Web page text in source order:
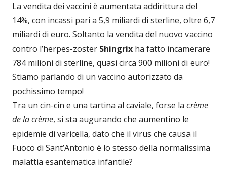
La vendita dei vaccini è aumentata addirittura del
14%, con incassi pari a 5,9 miliardi di sterline, oltre 6,7
miliardi di euro. Soltanto la vendita del nuovo vaccino
contro l’herpes-zoster Shingrix ha fatto incamerare
784 milioni di sterline, quasi circa 900 milioni di euro!
Stiamo parlando di un vaccino autorizzato da
pochissimo tempo!
Tra un cin-cin e una tartina al caviale, forse la crème
de la crème, si sta augurando che aumentino le
epidemie di varicella, dato che il virus che causa il
Fuoco di Sant’Antonio è lo stesso della normalissima
malattia esantematica infantile?